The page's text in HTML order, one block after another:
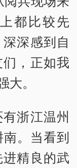
都比较先
深感到自
，正如我
。
浙江温州
。当看到
精良的武